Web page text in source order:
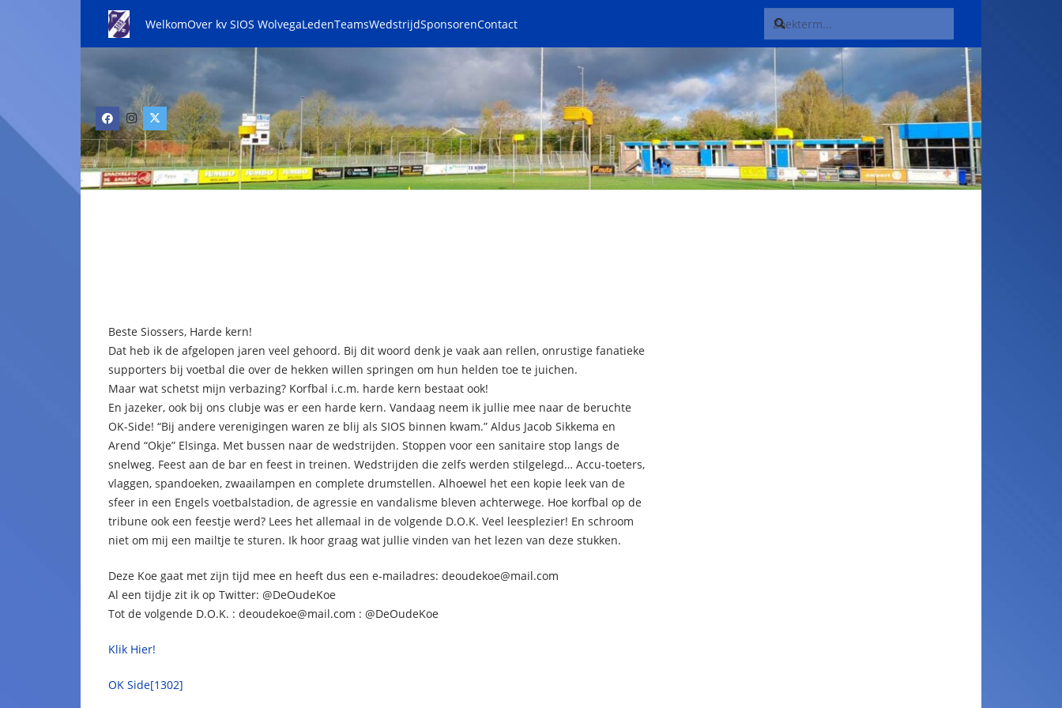
WelkomOver kv SIOS WolvegaLedenTeamsWedstrijdSponsorenContact
Beste Siossers, Harde kern!
Dat heb ik de afgelopen jaren veel gehoord. Bij dit woord denk je vaak aan rellen, onrustige fanatieke
supporters bij voetbal die over de hekken willen springen om hun helden toe te juichen.
Maar wat schetst mijn verbazing? Korfbal i.c.m. harde kern bestaat ook!
En jazeker, ook bij ons clubje was er een harde kern. Vandaag neem ik jullie mee naar de beruchte
OK-Side! “Bij andere verenigingen waren ze blij als SIOS binnen kwam.” Aldus Jacob Sikkema en
Arend “Okje” Elsinga. Met bussen naar de wedstrijden. Stoppen voor een sanitaire stop langs de
snelweg. Feest aan de bar en feest in treinen. Wedstrijden die zelfs werden stilgelegd… Accu-toeters,
vlaggen, spandoeken, zwaailampen en complete drumstellen. Alhoewel het een kopie leek van de
sfeer in een Engels voetbalstadion, de agressie en vandalisme bleven achterwege. Hoe korfbal op de
tribune ook een feestje werd? Lees het allemaal in de volgende D.O.K. Veel leesplezier! En schroom
niet om mij een mailtje te sturen. Ik hoor graag wat jullie vinden van het lezen van deze stukken.
Deze Koe gaat met zijn tijd mee en heeft dus een e-mailadres: deoudekoe@mail.com
Al een tijdje zit ik op Twitter: @DeOudeKoe
Tot de volgende D.O.K. : deoudekoe@mail.com : @DeOudeKoe
Klik Hier!
OK Side[1302]